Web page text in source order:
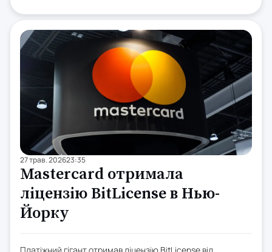
27 трав. 202623:35
Mastercard отримала
ліцензію BitLicense в Нью-
Йорку